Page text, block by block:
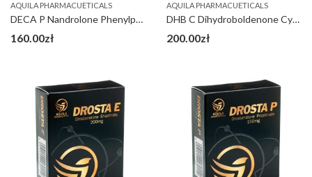
AQUILA PHARMACUETICALS
DECA P Nandrolone Phenylpropionate 150 mg
160.00zł
AQUILA PHARMACUETICALS
DHB C Dihydroboldenone Cypionate 200 mg
200.00zł